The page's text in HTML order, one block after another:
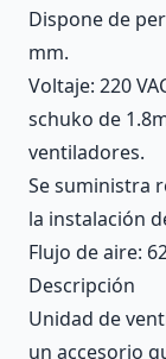
Dispone de
mm.
Voltaje: 220
schuko de
ventiladores.
Se suministra
la instalación
Flujo de aire:
Descripción
Unidad de
un accesorio